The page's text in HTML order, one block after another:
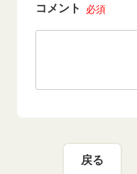
コメント 必須
戻る